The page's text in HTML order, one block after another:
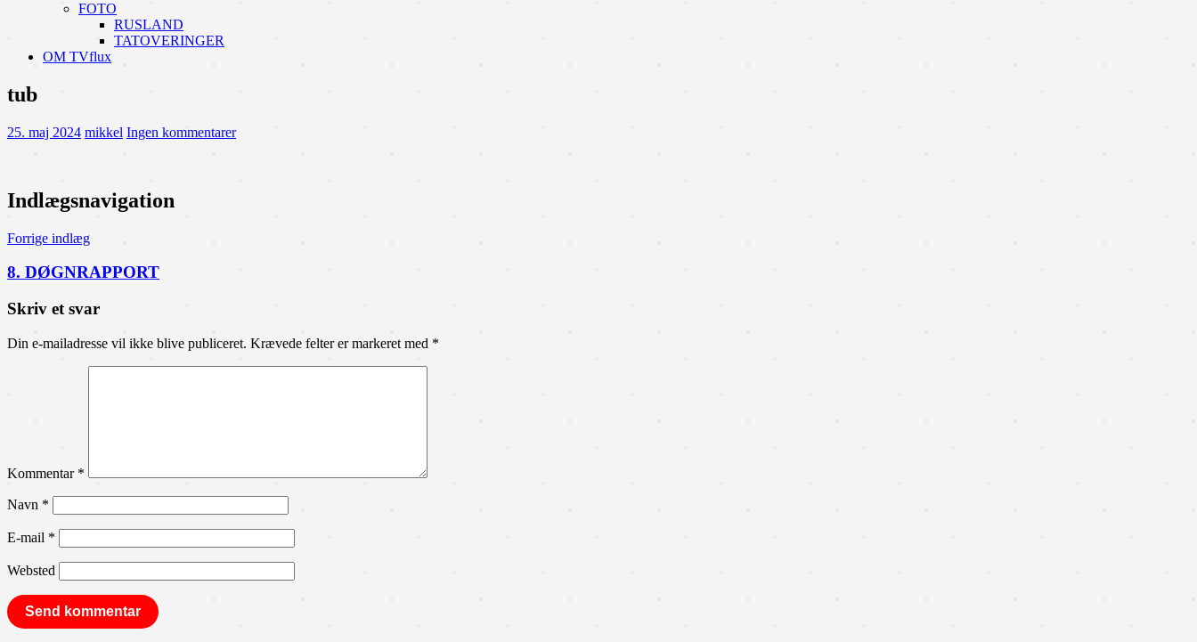
FOTO
RUSLAND
TATOVERINGER
OM TVflux
tub
25. maj 2024 mikkel Ingen kommentarer
Indlægsnavigation
Forrige indlæg
8. DØGNRAPPORT
Skriv et svar
Din e-mailadresse vil ikke blive publiceret. Krævede felter er markeret med *
Kommentar *
Navn *
E-mail *
Websted